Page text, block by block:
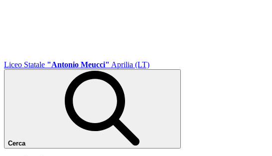
Liceo Statale "Antonio Meucci" Aprilia (LT)
Cerca